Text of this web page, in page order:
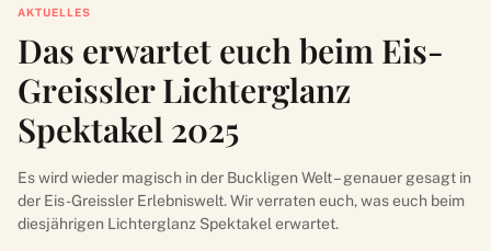
AKTUELLES
Das erwartet euch beim Eis-
Greissler Lichterglanz
Spektakel 2025
Es wird wieder magisch in der Buckligen Welt – genauer gesagt in
der Eis-Greissler Erlebniswelt. Wir verraten euch, was euch beim
diesjährigen Lichterglanz Spektakel erwartet.